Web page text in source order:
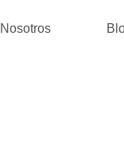
Nosotros